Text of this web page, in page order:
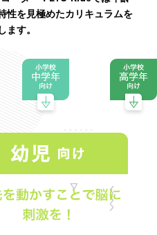
性を見極めたカリキュラムを
ます。